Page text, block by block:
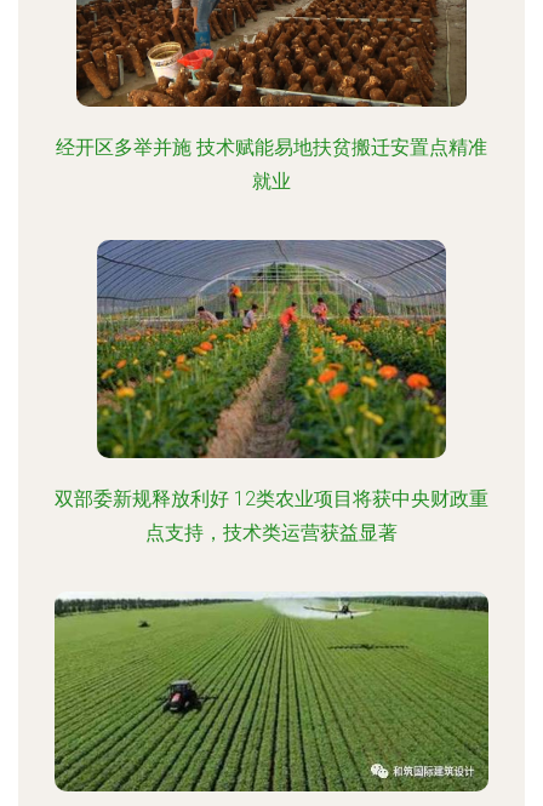
经开区多举并施 技术赋能易地扶贫搬迁安置点精准
就业
双部委新规释放利好 12类农业项目将获中央财政重
点支持，技术类运营获益显著